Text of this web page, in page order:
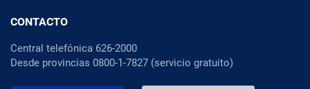
CONTACTO
Central telefónica 626-2000
Desde provincias 0800-1-7827 (servicio gratuito)